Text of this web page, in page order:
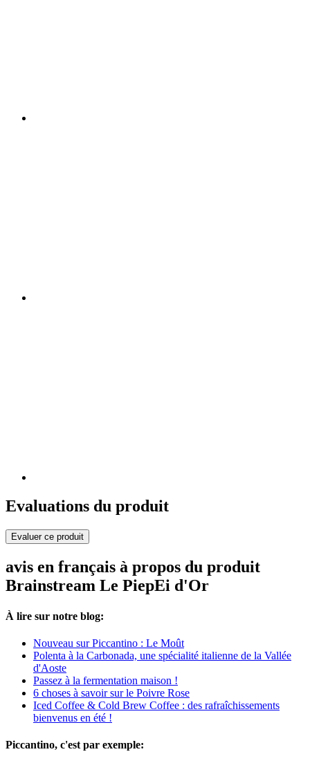
Evaluations du produit
Evaluer ce produit
avis en français à propos du produit
Brainstream Le PiepEi d'Or
À lire sur notre blog:
Nouveau sur Piccantino : Le Moût
Polenta à la Carbonada, une spécialité italienne de la Vallée
d'Aoste
Passez à la fermentation maison !
6 choses à savoir sur le Poivre Rose
Iced Coffee & Cold Brew Coffee : des rafraîchissements
bienvenus en été !
Piccantino, c'est par exemple: